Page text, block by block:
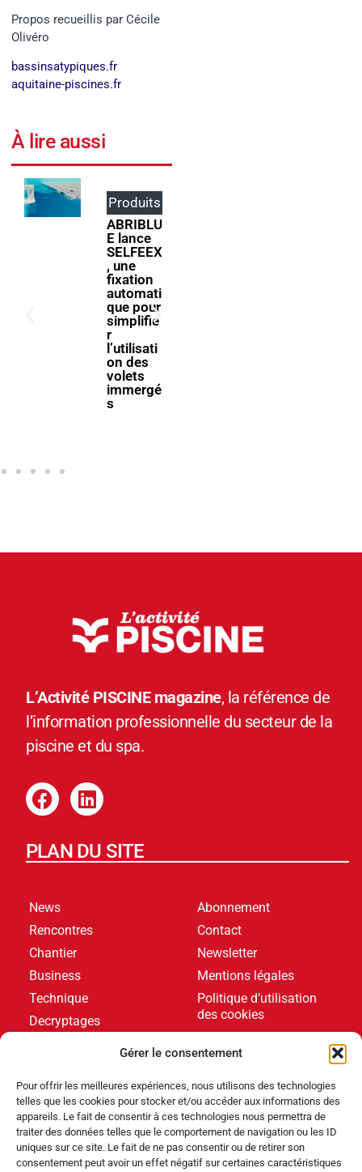
Gérer le consentement
Pour offrir les meilleures expériences, nous utilisons des technologies
telles que les cookies pour stocker et/ou accéder aux informations des
appareils. Le fait de consentir à ces technologies nous permettra de
traiter des données telles que le comportement de navigation ou les ID
uniques sur ce site. Le fait de ne pas consentir ou de retirer son
consentement peut avoir un effet négatif sur certaines caractéristiques
Propos recueillis par Cécile
Olivéro
bassinsatypiques.fr
aquitaine-piscines.fr
À lire aussi
Produits
ABRIBLU
E lance
SELFEEX
, une
fixation
automati
que pour
simplifie
r
l’utilisati
on des
volets
immergé
s
L’Activité PISCINE magazine, la référence de
l’information professionnelle du secteur de la
piscine et du spa.
PLAN DU SITE
News
Rencontres
Chantier
Business
Technique
Decryptages
Abonnement
Contact
Newsletter
Mentions légales
Politique d’utilisation
des cookies
DERNIERS ARTICLES